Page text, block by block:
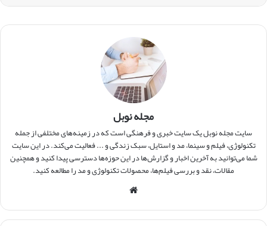
مجله نوبل
سایت مجله نوبل یک سایت خبری و فرهنگی است که در زمینه‌های مختلفی از جمله
تکنولوژی، فیلم و سینما، مد و استایل، سبک زندگی و ... فعالیت می‌کند. در این سایت
شما می‌توانید به آخرین اخبار و گزارش‌ها در این حوزه‌ها دسترسی پیدا کنید و همچنین
مقالات، نقد و بررسی فیلم‌ها، محصولات تکنولوژی و مد را مطالعه کنید.